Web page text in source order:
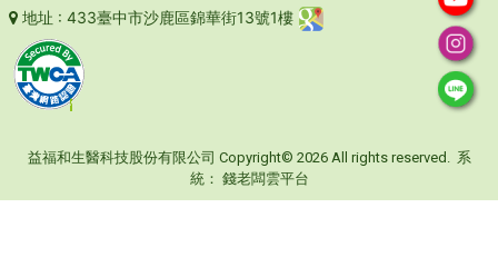
地址 : 433臺中市沙鹿區錦華街13號1樓
益福和生醫科技股份有限公司 Copyright© 2026 All rights reserved. 系
統： 錢老闆雲平台